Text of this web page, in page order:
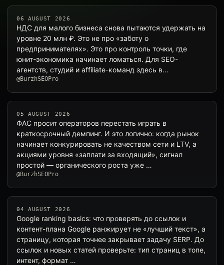
06 AUGUST 2026
НДС для малого бизнеса снова пытаются удержать на
уровне 20 млн ₽. Это не про «заботу о
предпринимателях». Это про контроль точки, где
юнит-экономика начинает ломаться. Для SEO-
агентств, студий и affiliate-команд здесь в…
@BurzhSEOPro
05 AUGUST 2026
ФАС просит операторов перестать играть в
краткосрочный демпинг. И это логично: когда рынок
начинает конкурировать не качеством сети и LTV, а
акциями уровня «заплати за входящий», сигнал
простой — органического роста уже …
@BurzhSEOPro
04 AUGUST 2026
Google ranking basics: что проверять до ссылок и
контент-плана Google ранжирует не «лучший текст», а
страницу, которая точнее закрывает задачу SERP. До
ссылок и новых статей проверьте: тип страниц в топе,
интент, формат …